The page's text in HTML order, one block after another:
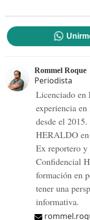
Rommel Roque
Periodista
Licenciado
experiencia
desde el
HERALDO en
Ex reportero
Confidencial
formación en
tener una
informativa.